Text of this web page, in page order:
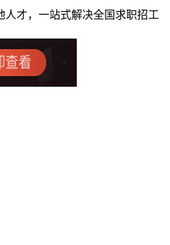
人才，一站式解决全国求职招工